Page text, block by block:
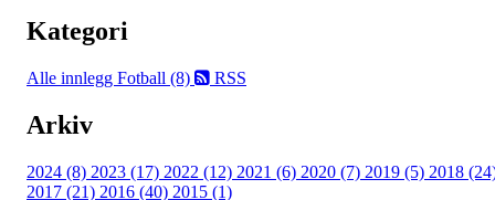
Kategori
Alle innlegg Fotball (8) RSS
Arkiv
2024 (8) 2023 (17) 2022 (12) 2021 (6) 2020 (7) 2019 (5) 2018
2017 (21) 2016 (40) 2015 (1)